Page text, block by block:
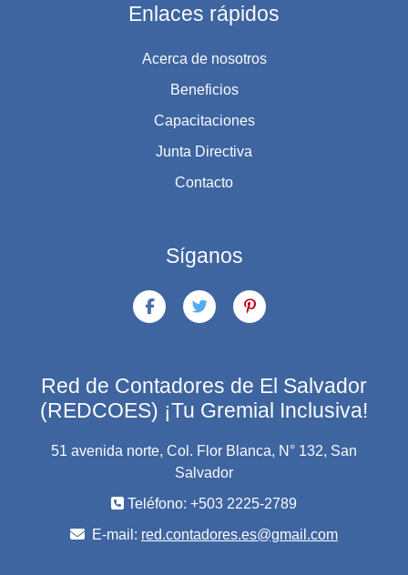
Enlaces rápidos
Acerca de nosotros
Beneficios
Capacitaciones
Junta Directiva
Contacto
Síganos
Red de Contadores de El Salvador
(REDCOES) ¡Tu Gremial Inclusiva!
51 avenida norte, Col. Flor Blanca, N° 132, San
Salvador
Teléfono: +503 2225-2789
E-mail: red.contadores.es@gmail.com